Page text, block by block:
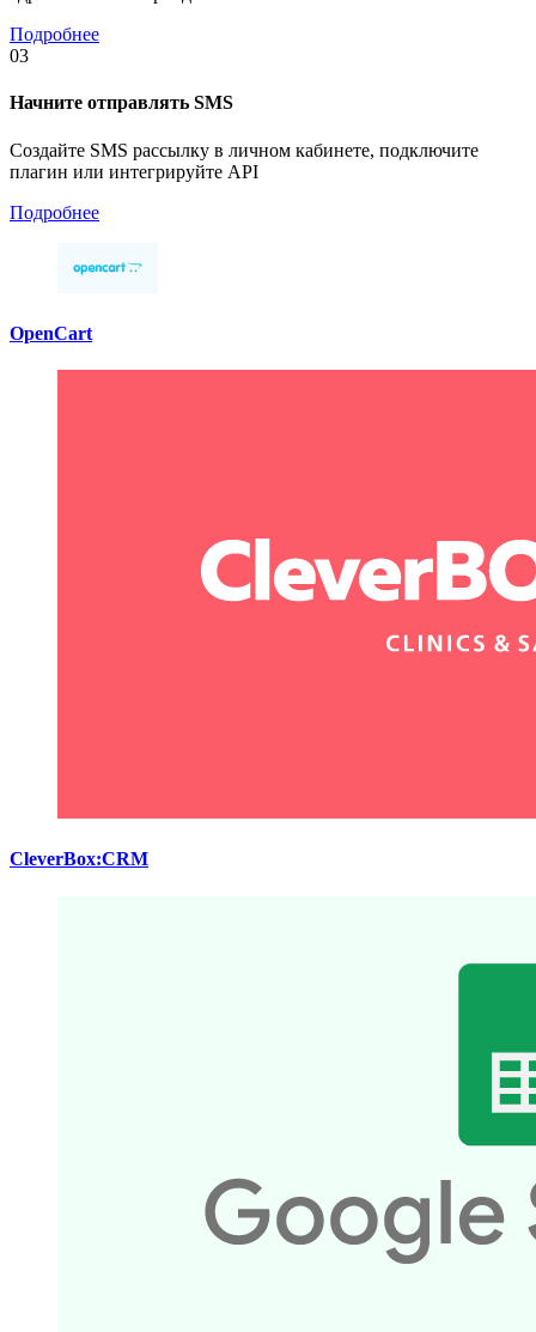
Подробнее
03
Начните отправлять SMS
Создайте SMS рассылку в личном кабинете, подключите
плагин или интегрируйте API
Подробнее
OpenCart
CleverBox:CRM